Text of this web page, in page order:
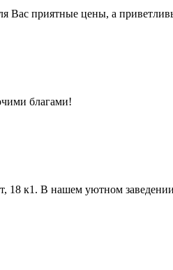
приятные цены, а
благами!
18 к1. В нашем уютном